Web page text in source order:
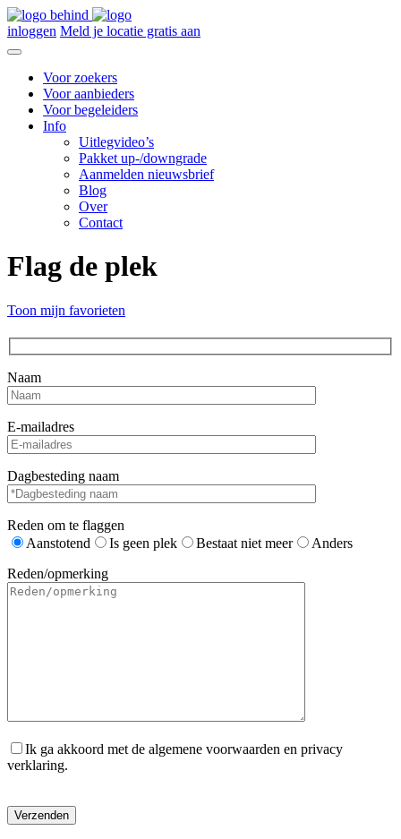
inloggen Meld je locatie gratis aan
Voor zoekers
Voor aanbieders
Voor begeleiders
Info
Uitlegvideo’s
Pakket up-/downgrade
Aanmelden nieuwsbrief
Blog
Over
Contact
Flag de plek
Toon mijn favorieten
Naam
E-mailadres
Dagbesteding naam
Reden om te flaggen
Aanstotend
Is geen plek Bestaat niet meer
Anders
Reden/opmerking
Ik ga akkoord met de algemene voorwaarden en privacy
verklaring.